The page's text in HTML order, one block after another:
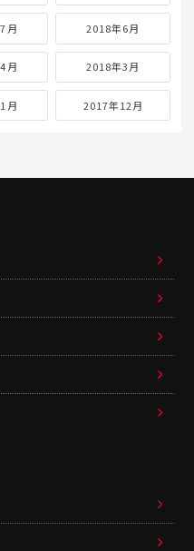
月 2018年6月
月 2018年3月
月 2017年12月